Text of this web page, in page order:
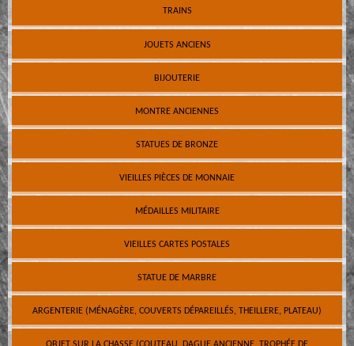
TRAINS
JOUETS ANCIENS
BIJOUTERIE
MONTRE ANCIENNES
STATUES DE BRONZE
VIEILLES PIÈCES DE MONNAIE
MÉDAILLES MILITAIRE
VIEILLES CARTES POSTALES
STATUE DE MARBRE
ARGENTERIE (MÉNAGÈRE, COUVERTS DÉPAREILLÉS, THEILLERE, PLATEAU)